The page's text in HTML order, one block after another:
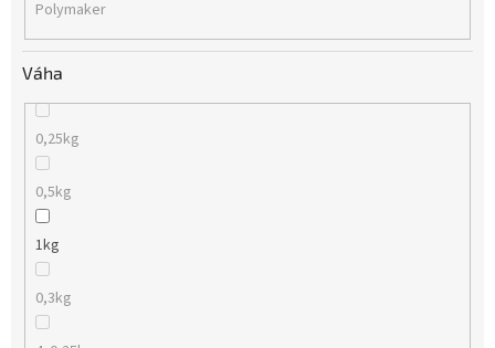
Polymaker
Váha
0,25kg
0,5kg
1kg
0,3kg